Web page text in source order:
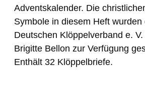
Adventskalender. Die
Symbole in diesem Heft wurden
Deutschen Klöppelverband e. V.
Brigitte Bellon zur Verfügung
Enthält 32 Klöppelbriefe.